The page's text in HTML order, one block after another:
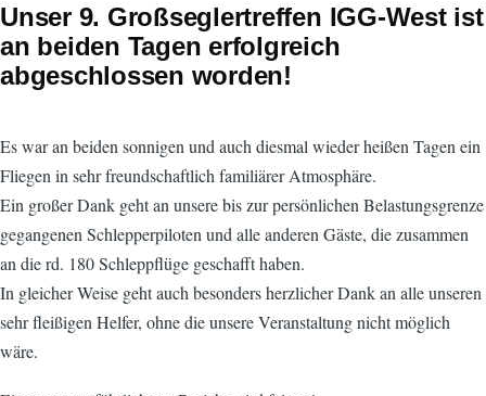
Unser 9. Großseglertreffen IGG-West ist
an beiden Tagen erfolgreich
abgeschlossen worden!
Es war an beiden sonnigen und auch diesmal wieder heißen Tagen ein
Fliegen in sehr freundschaftlich familiärer Atmosphäre.
Ein großer Dank geht an unsere bis zur persönlichen Belastungsgrenze
gegangenen Schlepperpiloten und alle anderen Gäste, die zusammen
an die rd. 180 Schleppflüge geschafft haben.
In gleicher Weise geht auch besonders herzlicher Dank an alle unseren
sehr fleißigen Helfer, ohne die unsere Veranstaltung nicht möglich
wäre.